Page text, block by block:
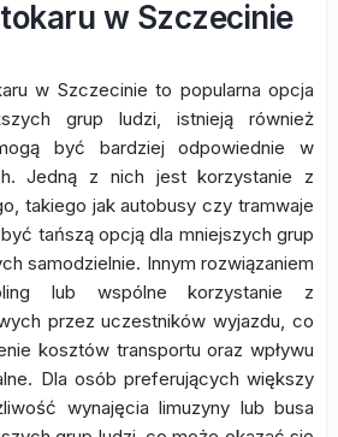
w Szczecinie
w Szczecinie to popularna opcja
grup ludzi, istnieją również
być bardziej odpowiednie w
Jedną z nich jest korzystanie z
takiego jak autobusy czy tramwaje
tańszą opcją dla mniejszych grup
samodzielnie. Innym rozwiązaniem
lub wspólne korzystanie z
przez uczestników wyjazdu, co
kosztów transportu oraz wpływu
Dla osób preferujących większy
wynajęcia limuzyny lub busa